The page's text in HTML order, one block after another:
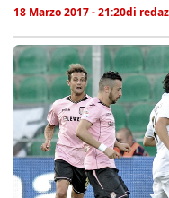
18 Marzo 2017 - 21:20di